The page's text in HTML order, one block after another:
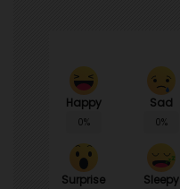
Happy
0%
Sad
0%
Surprise Sleepy